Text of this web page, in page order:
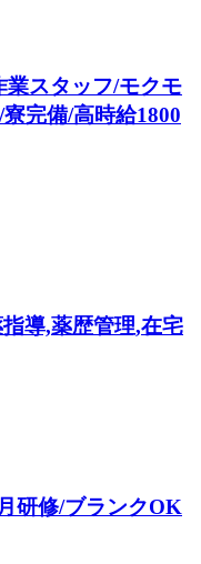
業スタッフ/モクモ
完備/高時給1800
導,薬歴管理,在宅
研修/ブランクOK